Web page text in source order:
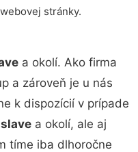
stránky.
a okolí. Ako firma
a zároveň je u nás
k dispozícií v prípade
a okolí, ale aj
tíme iba dlhoročne